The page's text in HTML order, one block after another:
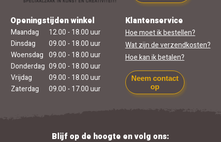
Openingstijden winkel
Maandag
12.00 - 18.00 uur
Dinsdag
09.00 - 18.00 uur
Woensdag 09.00 - 18.00 uur
Donderdag 09.00 - 18.00 uur
Vrijdag
09.00 - 18.00 uur
Zaterdag
09.00 - 17.00 uur
Klantenservice
Hoe moet ik bestellen?
Wat zijn de verzendkosten?
Hoe kan ik betalen?
Neem contact
op
Blijf op de hoogte en volg ons: